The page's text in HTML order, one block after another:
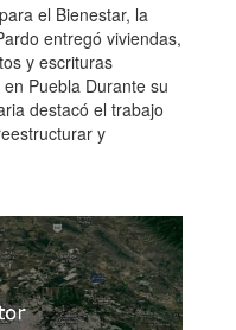
el Bienestar, la
entregó viviendas,
y escrituras
Puebla Durante su
destacó el trabajo
y